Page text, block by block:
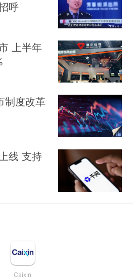
呼
上半年
制度改革
线 支持
Caixin